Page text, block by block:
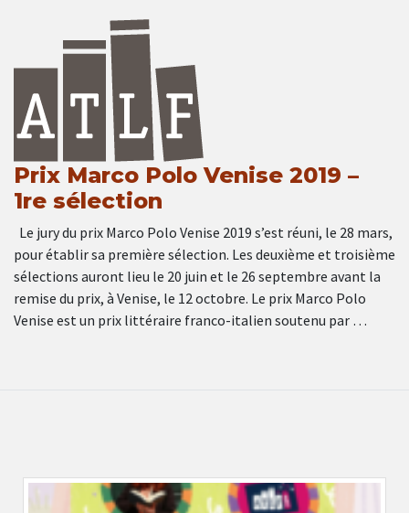
Prix Marco Polo Venise 2019 –
1re sélection
Le jury du prix Marco Polo Venise 2019 s’est réuni, le 28 mars,
pour établir sa première sélection. Les deuxième et troisième
sélections auront lieu le 20 juin et le 26 septembre avant la
remise du prix, à Venise, le 12 octobre. Le prix Marco Polo
Venise est un prix littéraire franco-italien soutenu par …